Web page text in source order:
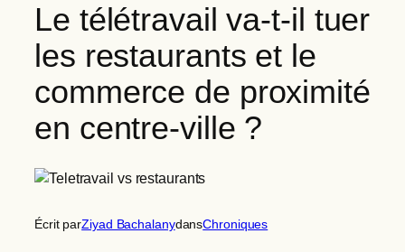
Le télétravail va-t-il tuer
les restaurants et le
commerce de proximité
en centre-ville ?
Écrit parZiyad BachalanydansChroniques